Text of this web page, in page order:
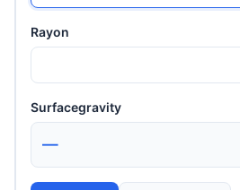
Rayon
Surfacegravity
—